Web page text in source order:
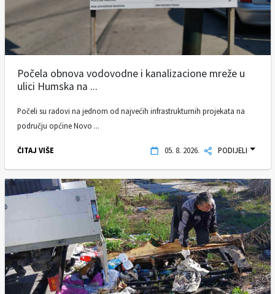
Počela obnova vodovodne i kanalizacione mreže u
ulici Humska na ...
Počeli su radovi na jednom od najvećih infrastrukturnih projekata na
području općine Novo ...
ČITAJ VIŠE 05. 8. 2026. PODIJELI